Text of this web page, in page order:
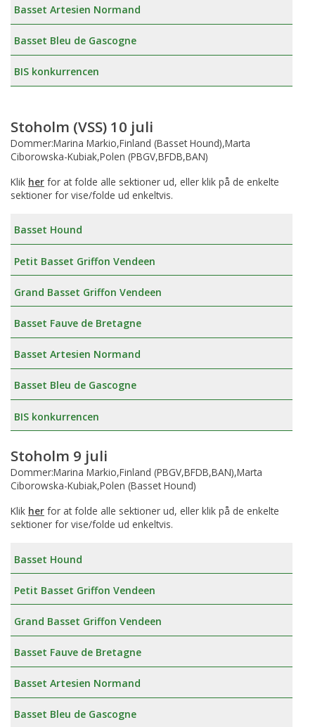
Basset Artesien Normand
Basset Bleu de Gascogne
BIS konkurrencen
Stoholm (VSS) 10 juli
Dommer:Marina Markio,Finland (Basset Hound),Marta
Ciborowska-Kubiak,Polen (PBGV,BFDB,BAN)
Klik her for at folde alle sektioner ud, eller klik på de enkelte
sektioner for vise/folde ud enkeltvis.
Basset Hound
Petit Basset Griffon Vendeen
Grand Basset Griffon Vendeen
Basset Fauve de Bretagne
Basset Artesien Normand
Basset Bleu de Gascogne
BIS konkurrencen
Stoholm 9 juli
Dommer:Marina Markio,Finland (PBGV,BFDB,BAN),Marta
Ciborowska-Kubiak,Polen (Basset Hound)
Klik her for at folde alle sektioner ud, eller klik på de enkelte
sektioner for vise/folde ud enkeltvis.
Basset Hound
Petit Basset Griffon Vendeen
Grand Basset Griffon Vendeen
Basset Fauve de Bretagne
Basset Artesien Normand
Basset Bleu de Gascogne